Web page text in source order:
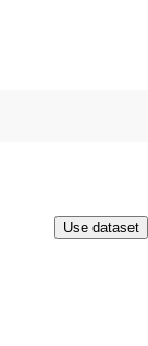
Use dataset